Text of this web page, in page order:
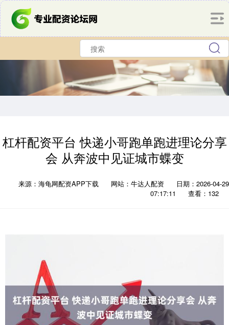
杠杆配资平台 快递小哥跑单跑进理论分享
会 从奔波中见证城市蝶变
来源：海龟网配资APP下载 网站：牛达人配资
日期：2026-04-29
07:17:11
查看：132